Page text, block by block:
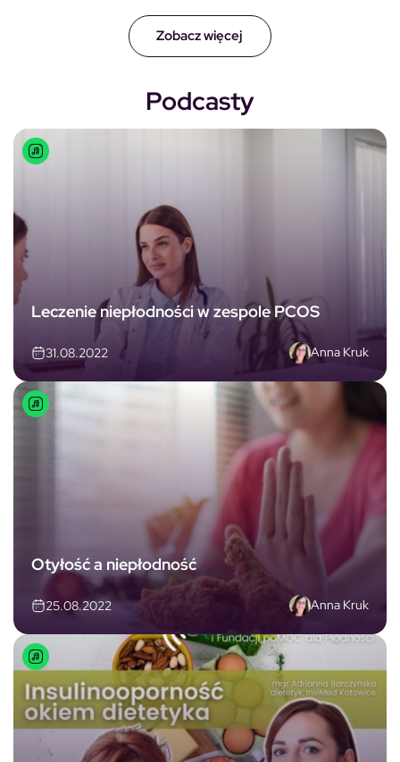
Zobacz więcej
Podcasty
Leczenie niepłodności w zespole PCOS
31.08.2022 Anna Kruk
Otyłość a niepłodność
25.08.2022 Anna Kruk